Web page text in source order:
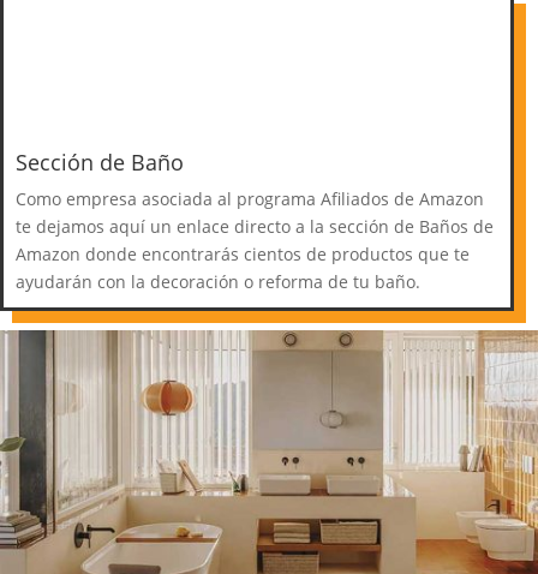
Sección de Baño
Como empresa asociada al programa Afiliados de Amazon
te dejamos aquí un enlace directo a la sección de Baños de
Amazon donde encontrarás cientos de productos que te
ayudarán con la decoración o reforma de tu baño.